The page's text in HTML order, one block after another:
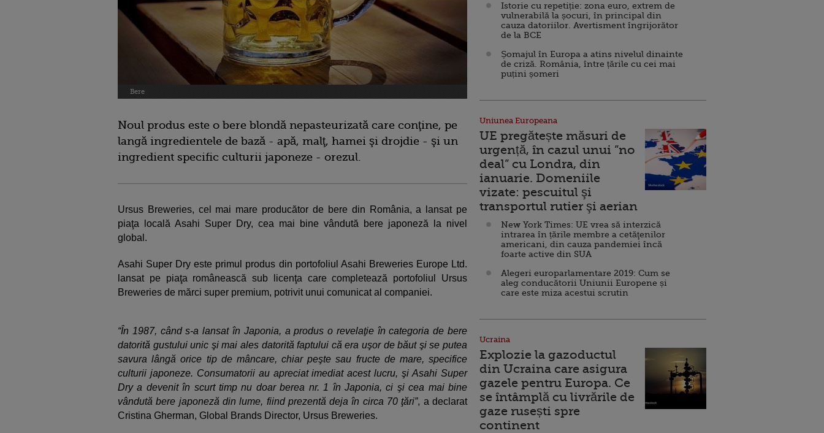
Bere
Noul produs este o bere blondă nepasteurizată care conţine, pe
langă ingredientele de bază - apă, malţ, hamei şi drojdie - şi un
ingredient specific culturii japoneze - orezul.
Ursus Breweries, cel mai mare producător de bere din România, a lansat pe
piaţa locală Asahi Super Dry, cea mai bine vândută bere japoneză la nivel
global.
Asahi Super Dry este primul produs din portofoliul Asahi Breweries Europe Ltd.
lansat pe piaţa românească sub licenţa care completează portofoliul Ursus
Breweries de mărci super premium, potrivit unui comunicat al companiei.
“În 1987, când s-a lansat în Japonia, a produs o revelaţie în categoria de bere
datorită gustului unic şi mai ales datorită faptului că era uşor de băut şi se putea
savura lângă orice tip de mâncare, chiar peşte sau fructe de mare, specifice
culturii japoneze. Consumatorii au apreciat imediat acest lucru, şi Asahi Super
Dry a devenit în scurt timp nu doar berea nr. 1 în Japonia, ci şi cea mai bine
vândută bere japoneză din lume, fiind prezentă deja în circa 70 ţări”, a declarat
Cristina Gherman, Global Brands Director, Ursus Breweries.
Istorie cu repetiție: zona euro, extrem de
vulnerabilă la șocuri, în principal din
cauza datoriilor. Avertisment îngrijorător
de la BCE
Șomajul în Europa a atins nivelul dinainte
de criză. România, între țările cu cei mai
puțini șomeri
Uniunea Europeana
UE pregătește măsuri de
urgență, în cazul unui ”no
deal” cu Londra, din
ianuarie. Domeniile
vizate: pescuitul şi
transportul rutier şi aerian
New York Times: UE vrea să interzică
intrarea în țările membre a cetăţenilor
americani, din cauza pandemiei încă
foarte active din SUA
Alegeri europarlamentare 2019: Cum se
aleg conducătorii Uniunii Europene și
care este miza acestui scrutin
Ucraina
Explozie la gazoductul
din Ucraina care asigura
gazele pentru Europa. Ce
se întâmplă cu livrările de
gaze rusești spre
continent